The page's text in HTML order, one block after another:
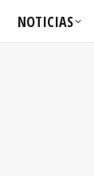
NOTICIAS